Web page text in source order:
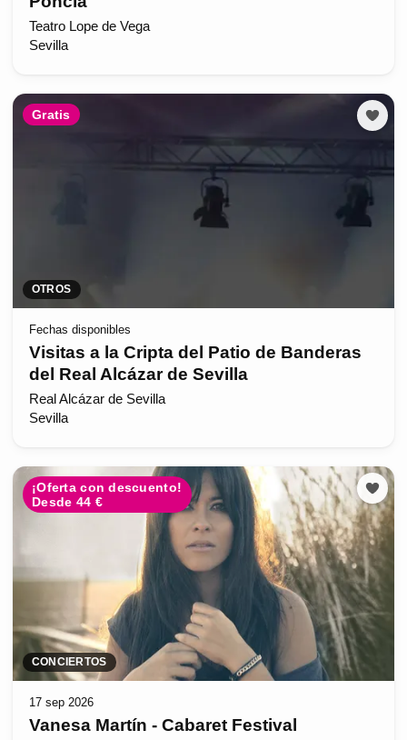
Teatro Lope de Vega
Sevilla
Gratis
OTROS
Fechas disponibles
Visitas a la Cripta del Patio de Banderas
del Real Alcázar de Sevilla
Real Alcázar de Sevilla
Sevilla
¡Oferta con descuento!
Desde 44 €
CONCIERTOS
17 sep 2026
Vanesa Martín - Cabaret Festival